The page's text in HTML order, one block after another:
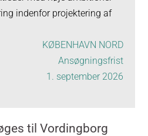
indenfor projektering af
KØBENHAVN NORD
Ansøgningsfrist
1. september 2026
til Vordingborg